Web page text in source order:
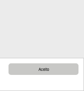
Aceito